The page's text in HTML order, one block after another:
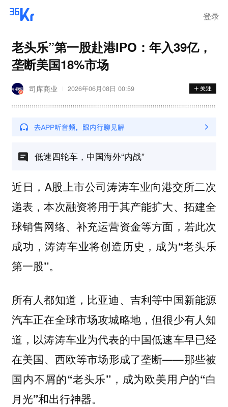
登录
老头乐”第一股赴港IPO：年入39亿，
垄断美国18%市场
司库商业 2026年06月08日 00:59
低速四轮车，中国海外“内战”
近日，A股上市公司涛涛车业向港交所二次
递表，本次融资将用于其产能扩大、拓建全
球销售网络、补充运营资金等方面，若此次
成功，涛涛车业将创造历史，成为“老头乐
第一股”。
所有人都知道，比亚迪、吉利等中国新能源
汽车正在全球市场攻城略地，但很少有人知
道，以涛涛车业为代表的中国低速车早已经
在美国、西欧等市场形成了垄断——那些被
国内不屑的“老头乐”，成为欧美用户的“白
月光”和出行神器。